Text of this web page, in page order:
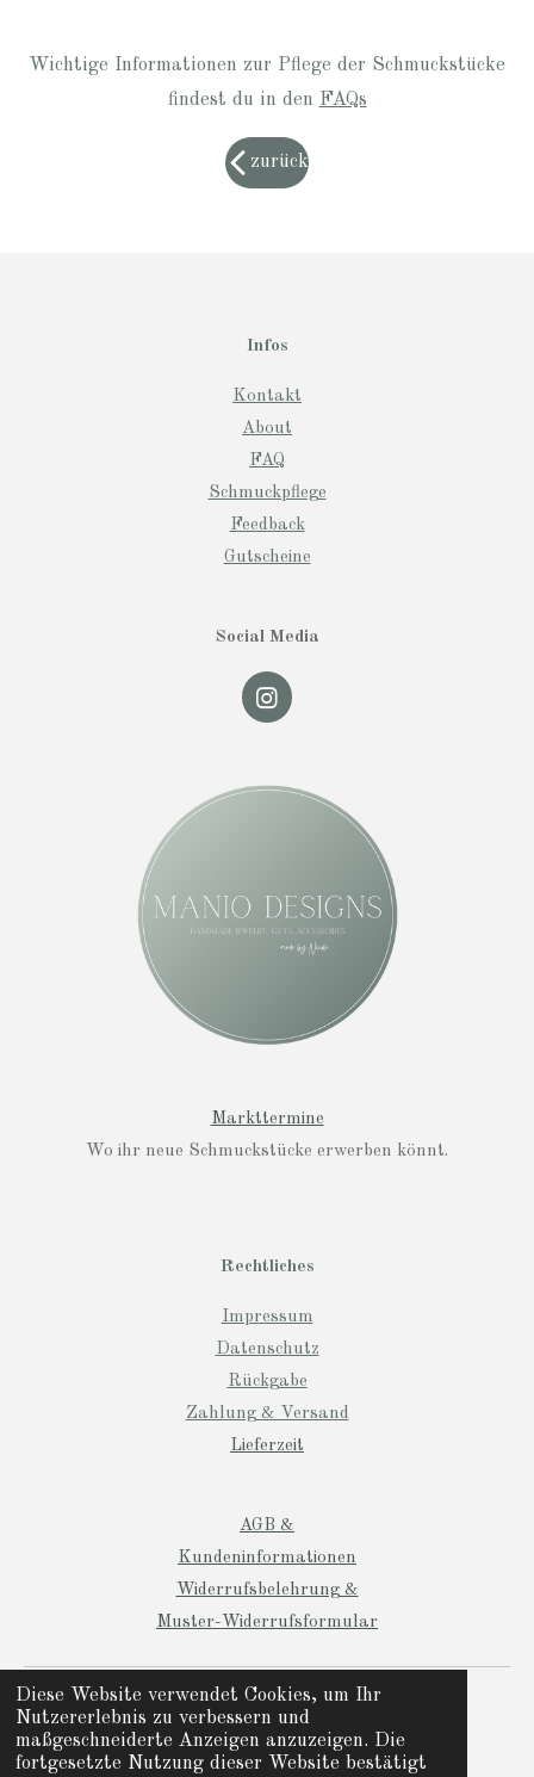
Diese Website verwendet Cookies, um Ihr
Nutzererlebnis zu verbessern und
maßgeschneiderte Anzeigen anzuzeigen. Die
fortgesetzte Nutzung dieser Website bestätigt
Wichtige Informationen zur Pflege der Schmuckstücke
findest du in den FAQs
zurück
Infos
Kontakt
About
FAQ
Schmuckpflege
Feedback
Gutscheine
Social Media
I
n
a
Markttermine
Wo ihr neue Schmuckstücke erwerben könnt.
Rechtliches
Impressum
Datenschutz
Rückgabe
Zahlung & Versand
Lieferzeit
AGB &
Kundeninformationen
Widerrufsbelehrung &
Muster-Widerrufsformular
© 2024 Manio Designs
Mit Unterstützung von Webador